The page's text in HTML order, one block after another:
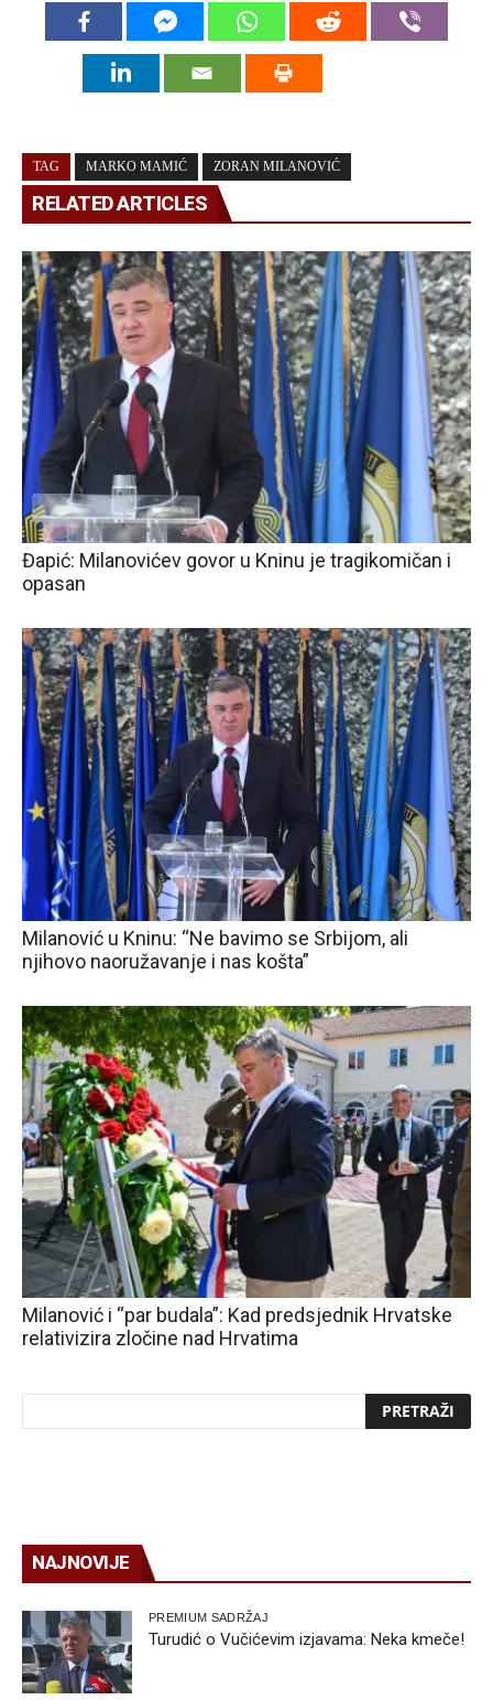
TAG MARKO MAMIĆ ZORAN MILANOVIĆ
RELATED ARTICLES
Đapić: Milanovićev govor u Kninu je tragikomičan i
opasan
Milanović u Kninu: “Ne bavimo se Srbijom, ali
njihovo naoružavanje i nas košta”
Milanović i “par budala”: Kad predsjednik Hrvatske
relativizira zločine nad Hrvatima
NAJNOVIJE
PREMIUM SADRŽAJ
Turudić o Vučićevim izjavama: Neka kmeče!